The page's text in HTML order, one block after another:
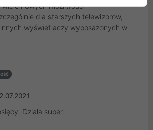
wiele nowych możliwości
dla starszych telewizorów,
wyświetlaczy wyposażonych w
Działa super.